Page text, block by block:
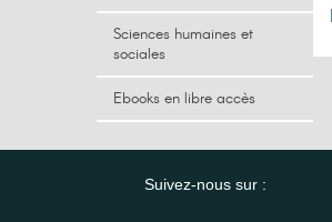
Sciences humaines et
sociales
Ebooks en libre accès
Suivez-nous sur :